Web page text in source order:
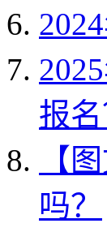
报
【
吗？